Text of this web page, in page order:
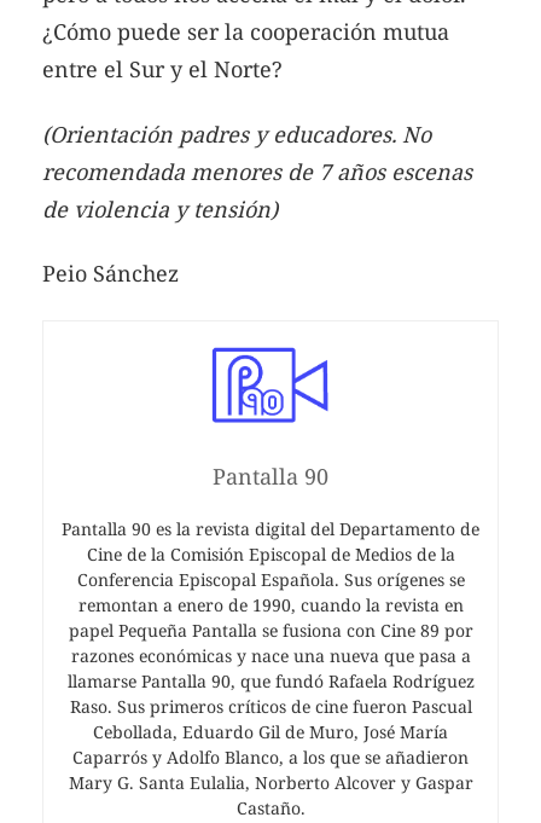
¿Cómo puede ser la cooperación mutua
entre el Sur y el Norte?
(Orientación padres y educadores. No
recomendada menores de 7 años escenas
de violencia y tensión)
Peio Sánchez
Pantalla 90
Pantalla 90 es la revista digital del Departamento de
Cine de la Comisión Episcopal de Medios de la
Conferencia Episcopal Española. Sus orígenes se
remontan a enero de 1990, cuando la revista en
papel Pequeña Pantalla se fusiona con Cine 89 por
razones económicas y nace una nueva que pasa a
llamarse Pantalla 90, que fundó Rafaela Rodríguez
Raso. Sus primeros críticos de cine fueron Pascual
Cebollada, Eduardo Gil de Muro, José María
Caparrós y Adolfo Blanco, a los que se añadieron
Mary G. Santa Eulalia, Norberto Alcover y Gaspar
Castaño.